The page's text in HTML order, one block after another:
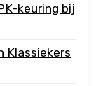
keuring bij
Klassiekers